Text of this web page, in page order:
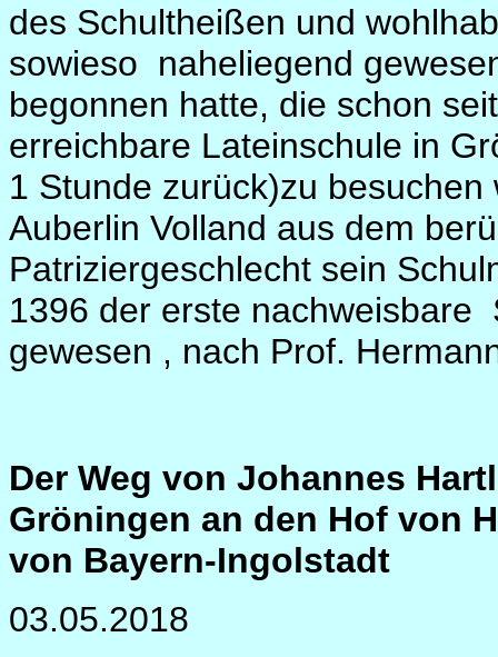
des Schultheißen und
sowieso naheliegend
begonnen hatte, die schon seit
erreichbare Lateinschule in
1 Stunde zurück)zu
Auberlin Volland aus dem
Patriziergeschlecht sein
1396 der erste nachweisbare
gewesen , nach Prof.
Der Weg von Johannes
Gröningen an den Hof von
von Bayern-Ingolstadt
03.05.2018